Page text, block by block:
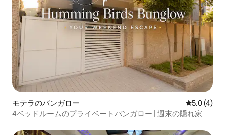
モテラのバンガロー レビュー4
5.0 (4)
4ベッドルームのプライベートバンガロー | 週末の隠れ家